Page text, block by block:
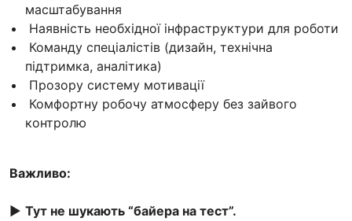
масштабування
Наявність необхідної інфраструктури для роботи
Команду спеціалістів (дизайн, технічна
підтримка, аналітика)
Прозору систему мотивації
Комфортну робочу атмосферу без зайвого
контролю
Важливо:
▶️ Тут не шукають “байера на тест”.